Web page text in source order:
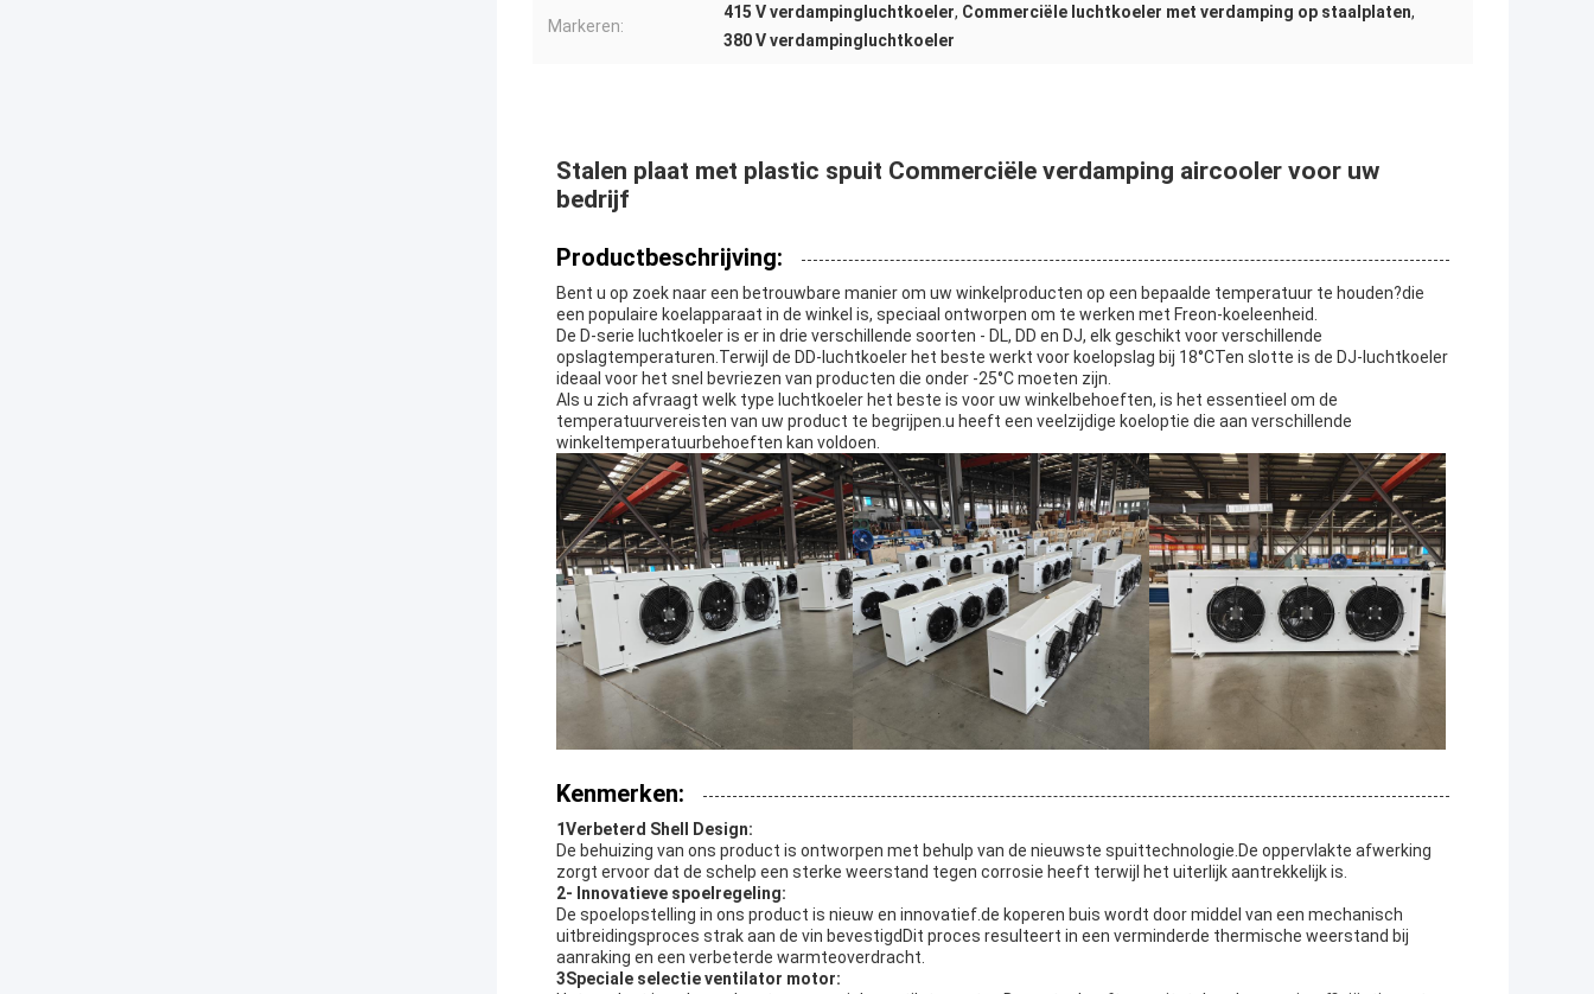
Markeren:
415 V verdampingluchtkoeler, Commerciële luchtkoeler met verdamping op staalplaten,
380 V verdampingluchtkoeler
Stalen plaat met plastic spuit Commerciële verdamping aircooler voor uw
bedrijf
Productbeschrijving:
Bent u op zoek naar een betrouwbare manier om uw winkelproducten op een bepaalde temperatuur te houden?die
een populaire koelapparaat in de winkel is, speciaal ontworpen om te werken met Freon-koeleenheid.
De D-serie luchtkoeler is er in drie verschillende soorten - DL, DD en DJ, elk geschikt voor verschillende
opslagtemperaturen.Terwijl de DD-luchtkoeler het beste werkt voor koelopslag bij 18°CTen slotte is de DJ-luchtkoeler
ideaal voor het snel bevriezen van producten die onder -25°C moeten zijn.
Als u zich afvraagt welk type luchtkoeler het beste is voor uw winkelbehoeften, is het essentieel om de
temperatuurvereisten van uw product te begrijpen.u heeft een veelzijdige koeloptie die aan verschillende
winkeltemperatuurbehoeften kan voldoen.
Kenmerken:
1Verbeterd Shell Design:
De behuizing van ons product is ontworpen met behulp van de nieuwste spuittechnologie.De oppervlakte afwerking
zorgt ervoor dat de schelp een sterke weerstand tegen corrosie heeft terwijl het uiterlijk aantrekkelijk is.
2- Innovatieve spoelregeling:
De spoelopstelling in ons product is nieuw en innovatief.de koperen buis wordt door middel van een mechanisch
uitbreidingsproces strak aan de vin bevestigdDit proces resulteert in een verminderde thermische weerstand bij
aanraking en een verbeterde warmteoverdracht.
3Speciale selectie ventilator motor: